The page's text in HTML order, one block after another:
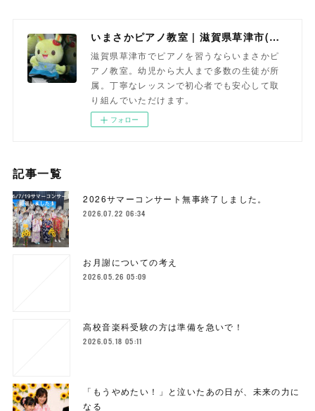
いまさかピアノ教室 | 滋賀県草津市(南草津)のピアノ教室
滋賀県草津市でピアノを習うならいまさかピ
アノ教室。幼児から大人まで多数の生徒が所
属。丁寧なレッスンで初心者でも安心して取
り組んでいただけます。
フォロー
記事一覧
2026サマーコンサート無事終了しました。
2026.07.22 06:34
お月謝についての考え
2026.05.26 05:09
高校音楽科受験の方は準備を急いで！
2026.05.18 05:11
「もうやめたい！」と泣いたあの日が、未来の力に
なる